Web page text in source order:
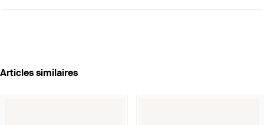
Articles similaires